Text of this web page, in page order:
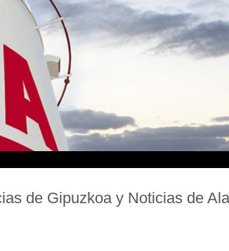
de Gipuzkoa y Noticias de